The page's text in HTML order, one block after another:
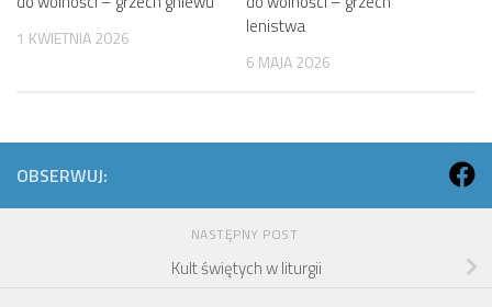
1 KWIETNIA 2026
lenistwa
6 MAJA 2026
OBSERWUJ:
NASTĘPNY POST
Kult świętych w liturgii